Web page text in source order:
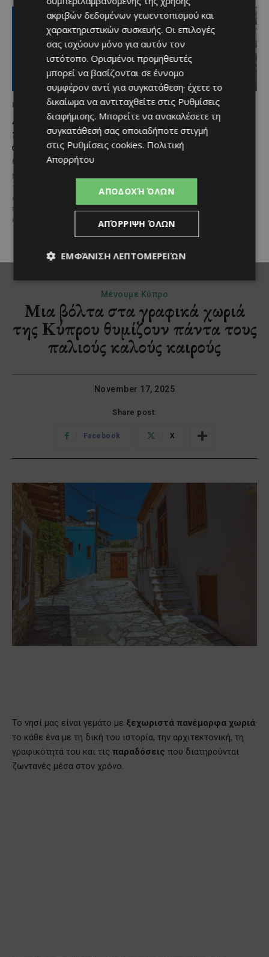
ΜΈΝΟΥΜΕ ΕΝΗΜΕΡΩΜΈΝΟΙ
Διεθνώς αναγνωρισμένα
κρασιά στην κορυφαία
σχέση ποιότητας-τιμής
από τη Lidl Κύπρου
Με σφραγίδα ποιότητας από
τους Masters of Wine, η κάβα της
εταιρείας συνδυάζει εξαιρετική
ποικιλία, διεθνείς διακρίσεις
και...
ΜΈΝΟΥΜΕ ΕΝΗΜΕΡΩΜΈΝΟΙ
Ξεκίνησε η
αντικατάσταση 100
χιλιομέτρων δικτύου
Έργο προϋπολογισμού €9,2 εκατ.
Ε.Ε. Με τελετή που
πραγματοποιήθηκε το πρωί της
ακριβών δεδομένων γεωεντοπισμού και
χαρακτηριστικών συσκευής. Οι επιλογές
σας ισχύουν μόνο για αυτόν τον
ιστότοπο. Ορισμένοι προμηθευτές
μπορεί να βασίζονται σε έννομο
συμφέρον αντί για συγκατάθεση· έχετε το
δικαίωμα να αντιταχθείτε στις Ρυθμίσεις
διαφήμισης. Μπορείτε να ανακαλέσετε τη
συγκατάθεσή σας οποιαδήποτε στιγμή
στις Ρυθμίσεις cookies. Πολιτική
Απορρήτου
ΑΠΟΔΟΧΉ ΌΛΩΝ
ΑΠΌΡΡΙΨΗ ΌΛΩΝ
ΕΜΦΆΝΙΣΗ ΛΕΠΤΟΜΕΡΕΙΏΝ